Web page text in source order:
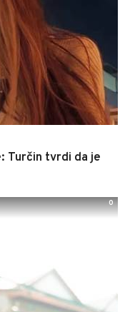
Turčin tvrdi da je
0